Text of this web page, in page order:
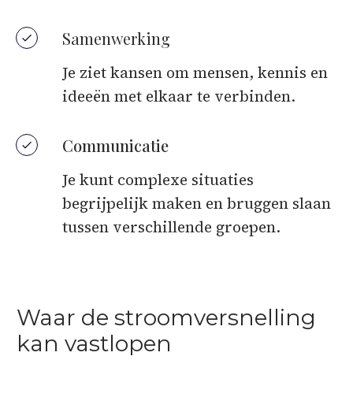
Samenwerking
Je ziet kansen om mensen, kennis en
ideeën met elkaar te verbinden.
Communicatie
Je kunt complexe situaties
begrijpelijk maken en bruggen slaan
tussen verschillende groepen.
Waar de stroomversnelling
kan vastlopen